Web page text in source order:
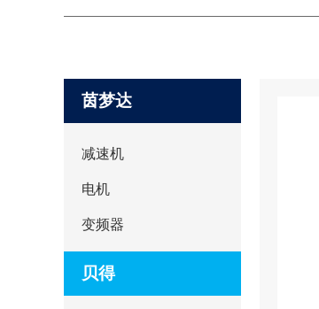
茵梦达
减速机
电机
变频器
贝得